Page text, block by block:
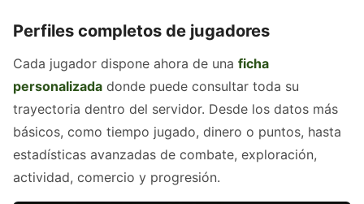
Perfiles completos de jugadores
Cada jugador dispone ahora de una ficha
personalizada donde puede consultar toda su
trayectoria dentro del servidor. Desde los datos más
básicos, como tiempo jugado, dinero o puntos, hasta
estadísticas avanzadas de combate, exploración,
actividad, comercio y progresión.